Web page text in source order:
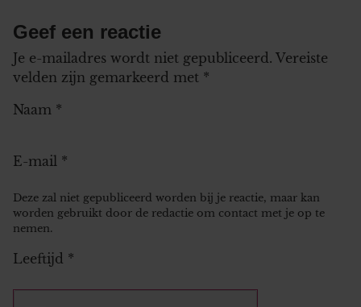
Geef een reactie
Je e-mailadres wordt niet gepubliceerd. Vereiste
velden zijn gemarkeerd met *
Naam *
E-mail *
Deze zal niet gepubliceerd worden bij je reactie, maar kan
worden gebruikt door de redactie om contact met je op te
nemen.
Leeftijd *